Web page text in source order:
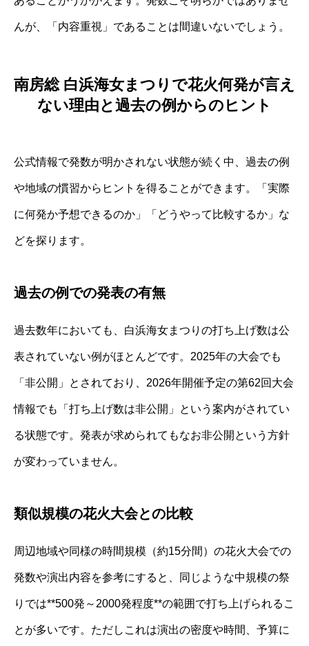
んが、「内容重視」であることは間違いないでしょう。
南房総 白浜海女まつりで花火何発が言え
ない理由と過去の例からのヒント
公式情報で発数が明かされない状態が続く中、過去の例
や地域の慣習からヒントを得ることができます。「実際
に何発か予想できるのか」「どうやって比較するか」な
どを探ります。
過去の例での発表の有無
過去数年においても、白浜海女まつりの打ち上げ数は公
表されていない例がほとんどです。2025年の大会でも
「非公開」とされており、2026年開催予定の第62回大会
情報でも「打ち上げ数は非公開」という案内がされてい
る状態です。発表が求められてもなお非公開という方針
が変わっていません。
類似規模の花火大会との比較
周辺地域や同様の時間規模（約15分間）の花火大会での
発数や演出内容を参考にすると、同じような中規模の祭
りでは**500発～2000発程度**の範囲で打ち上げられるこ
とが多いです。ただしこれは演出の密度や時間、予算に